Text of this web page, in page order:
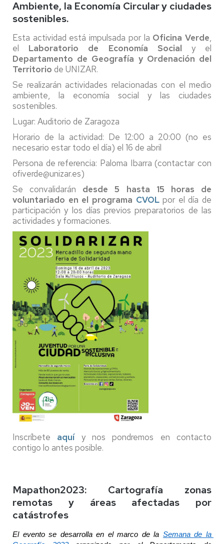
Ambiente, la Economía Circular y ciudades
sostenibles.
Esta actividad está impulsada por la Oficina Verde,
el Laboratorio de Economía Social y el
Departamento de Geografía y Ordenación del
Territorio de UNIZAR.
Se realizarán actividades relacionadas con el medio
ambiente, la economía social y las ciudades
sostenibles.
Lugar: Auditorio de Zaragoza
Horario de la actividad: De 12:00 a 20:00 (no es
necesario estar todo el día) el 16 de abril
Persona de referencia: Paloma Ibarra (contactar con
ofiverde@unizar.es)
Se convalidarán desde 5 hasta 15 horas de
voluntariado en el programa CVOL por el día de
participación y los días previos preparatorios de las
actividades y formaciones.
Inscríbete aquí y nos pondremos en contacto
contigo lo antes posible.
Mapathon2023: Cartografía zonas
remotas y áreas afectadas por
catástrofes
El evento se desarrolla en el marco de la Semana de la